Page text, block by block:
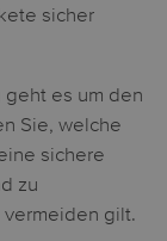
sicher
es um den
Sie, welche
sichere
zu
gilt.